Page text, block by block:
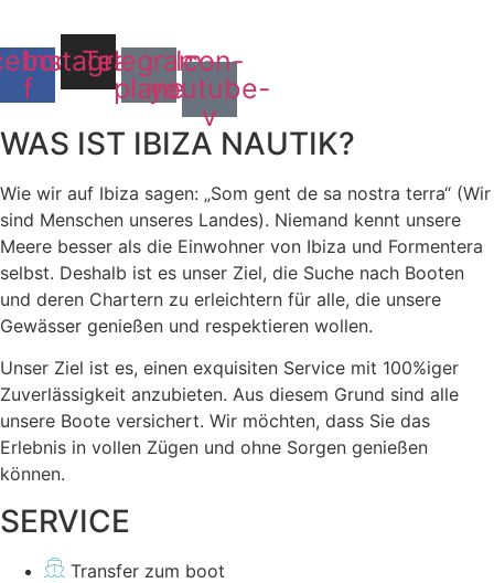
f
Instagram
Telegram-
plane
Icon-
youtube-
v
WAS IST IBIZA NAUTIK?
Wie wir auf Ibiza sagen: „Som gent de sa nostra terra“ (Wir
sind Menschen unseres Landes). Niemand kennt unsere
Meere besser als die Einwohner von Ibiza und Formentera
selbst. Deshalb ist es unser Ziel, die Suche nach Booten
und deren Chartern zu erleichtern für alle, die unsere
Gewässer genießen und respektieren wollen.
Unser Ziel ist es, einen exquisiten Service mit 100%iger
Zuverlässigkeit anzubieten. Aus diesem Grund sind alle
unsere Boote versichert. Wir möchten, dass Sie das
Erlebnis in vollen Zügen und ohne Sorgen genießen
können.
SERVICE
Transfer zum boot